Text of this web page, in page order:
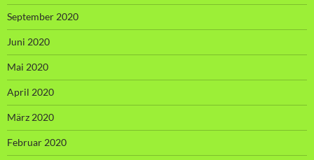
September 2020
Juni 2020
Mai 2020
April 2020
März 2020
Februar 2020